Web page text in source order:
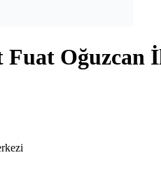
Fuat Oğuzcan